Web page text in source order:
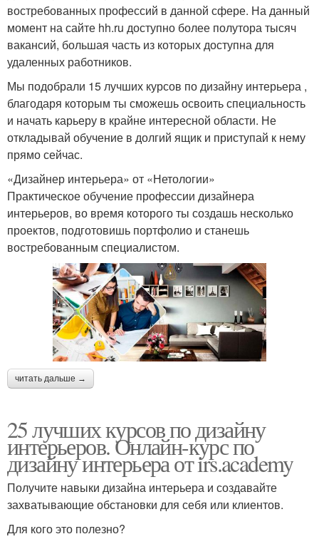
востребованных профессий в данной сфере. На данный
момент на сайте hh.ru доступно более полутора тысяч
вакансий, большая часть из которых доступна для
удаленных работников.
Мы подобрали 15 лучших курсов по дизайну интерьера ,
благодаря которым ты сможешь освоить специальность
и начать карьеру в крайне интересной области. Не
откладывай обучение в долгий ящик и приступай к нему
прямо сейчас.
«Дизайнер интерьера» от «Нетологии»
Практическое обучение профессии дизайнера
интерьеров, во время которого ты создашь несколько
проектов, подготовишь портфолио и станешь
востребованным специалистом.
читать дальше →
25 лучших курсов по дизайну
интерьеров. Онлайн-курс по
дизайну интерьера от irs.academy
Получите навыки дизайна интерьера и создавайте
захватывающие обстановки для себя или клиентов.
Для кого это полезно?